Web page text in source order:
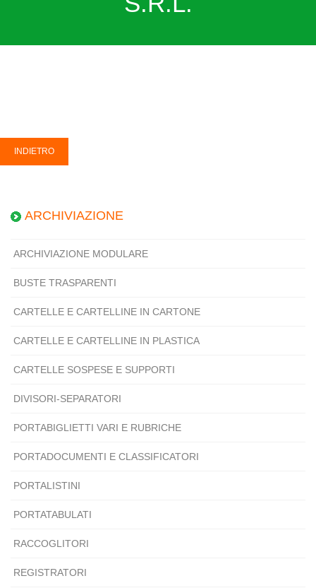
ARCHIVIAZIONE
ARCHIVIAZIONE MODULARE
BUSTE TRASPARENTI
CARTELLE E CARTELLINE IN CARTONE
CARTELLE E CARTELLINE IN PLASTICA
CARTELLE SOSPESE E SUPPORTI
DIVISORI-SEPARATORI
PORTABIGLIETTI VARI E RUBRICHE
PORTADOCUMENTI E CLASSIFICATORI
PORTALISTINI
PORTATABULATI
RACCOGLITORI
REGISTRATORI